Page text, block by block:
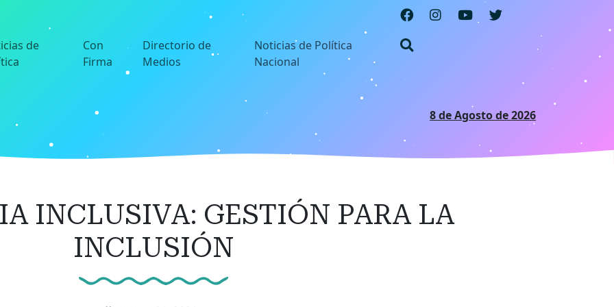
de
Con
Firma
Directorio de
Medios
Noticias de Política
Nacional
8 de Agosto de 2026
INCLUSIVA: GESTIÓN PARA LA
INCLUSIÓN